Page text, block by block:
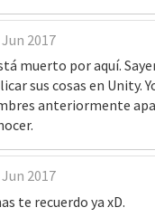
2017
muerto por aquí.
sus cosas en Unity.
anteriormente
2017
te recuerdo ya xD.